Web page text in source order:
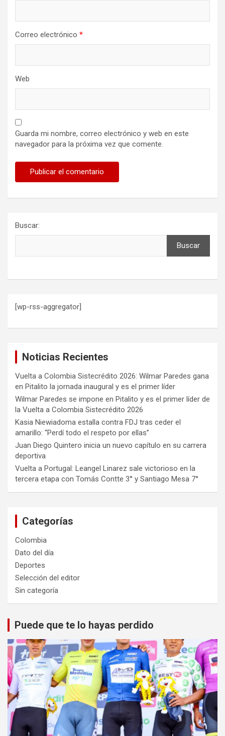
Correo electrónico *
Web
Guarda mi nombre, correo electrónico y web en este
navegador para la próxima vez que comente.
Buscar:
Buscar
[wp-rss-aggregator]
Noticias Recientes
Vuelta a Colombia Sistecrédito 2026: Wilmar Paredes gana
en Pitalito la jornada inaugural y es el primer líder
Wilmar Paredes se impone en Pitalito y es el primer líder de
la Vuelta a Colombia Sistecrédito 2026
Kasia Niewiadoma estalla contra FDJ tras ceder el
amarillo: “Perdí todo el respeto por ellas”
Juan Diego Quintero inicia un nuevo capítulo en su carrera
deportiva
Vuelta a Portugal: Leangel Linarez sale victorioso en la
tercera etapa con Tomás Contte 3° y Santiago Mesa 7°
Categorías
Colombia
Dato del día
Deportes
Selección del editor
Sin categoría
Puede que te lo hayas perdido